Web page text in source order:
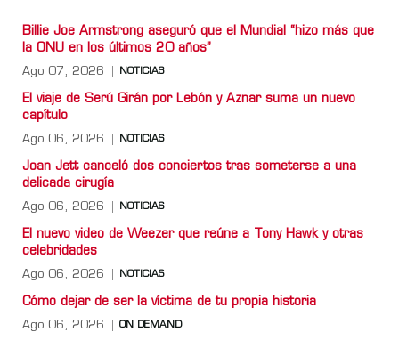
Billie Joe Armstrong aseguró que el Mundial “hizo más que
la ONU en los últimos 20 años”
Ago 07, 2026 NOTICIAS
El viaje de Serú Girán por Lebón y Aznar suma un nuevo
capítulo
Ago 06, 2026 NOTICIAS
Joan Jett canceló dos conciertos tras someterse a una
delicada cirugía
Ago 06, 2026 NOTICIAS
El nuevo video de Weezer que reúne a Tony Hawk y otras
celebridades
Ago 06, 2026 NOTICIAS
Cómo dejar de ser la víctima de tu propia historia
Ago 06, 2026 ON DEMAND